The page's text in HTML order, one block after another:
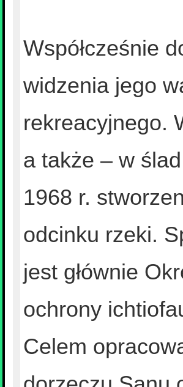
Współcześnie
widzenia jego
rekreacyjnego.
a także – w
1968 r.
odcinku rzeki.
jest głównie
ochrony
Celem